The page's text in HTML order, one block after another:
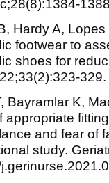
Hardy A,
footwear to
shoes for
Bayramlar K,
appropriate
and fear of
study.